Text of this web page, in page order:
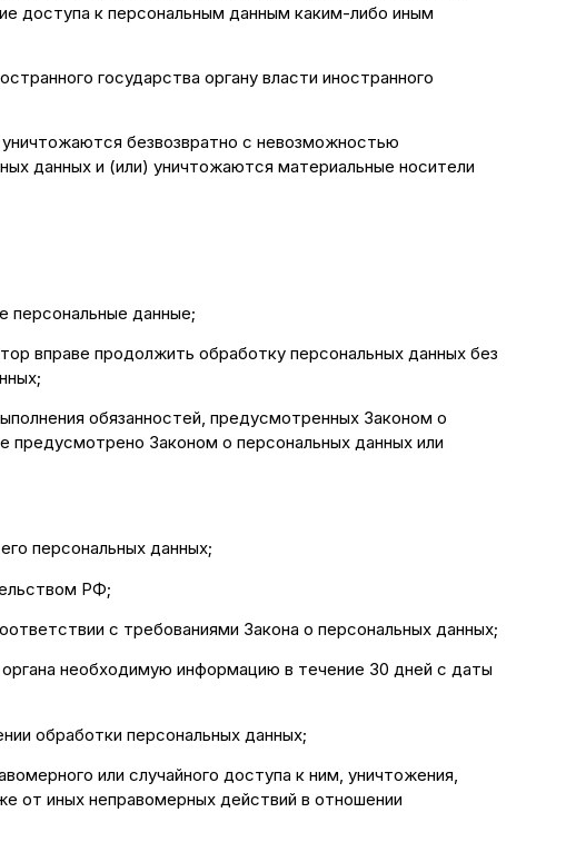
доступа к персональным данным каким-либо иным
государства органу власти иностранного
безвозвратно с невозможностью
данных и (или) уничтожаются материальные носители
персональные данные;
вправе продолжить обработку персональных данных без
обязанностей, предусмотренных Законом о
предусмотрено Законом о персональных данных или
персональных данных;
РФ;
с требованиями Закона о персональных данных;
необходимую информацию в течение 30 дней с даты
обработки персональных данных;
или случайного доступа к ним, уничтожения,
от иных неправомерных действий в отношении